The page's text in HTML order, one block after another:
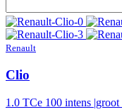
Renault
Clio
1.0 TCe 100 intens